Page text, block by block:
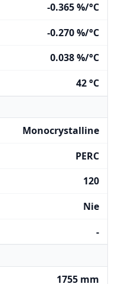
-0.365 %/°C
-0.270 %/°C
0.038 %/°C
42 °C
Monocrystalline
PERC
120
Nie
-
1755 mm